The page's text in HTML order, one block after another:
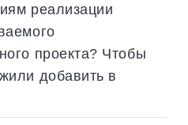
реализации
проекта? Чтобы
добавить в